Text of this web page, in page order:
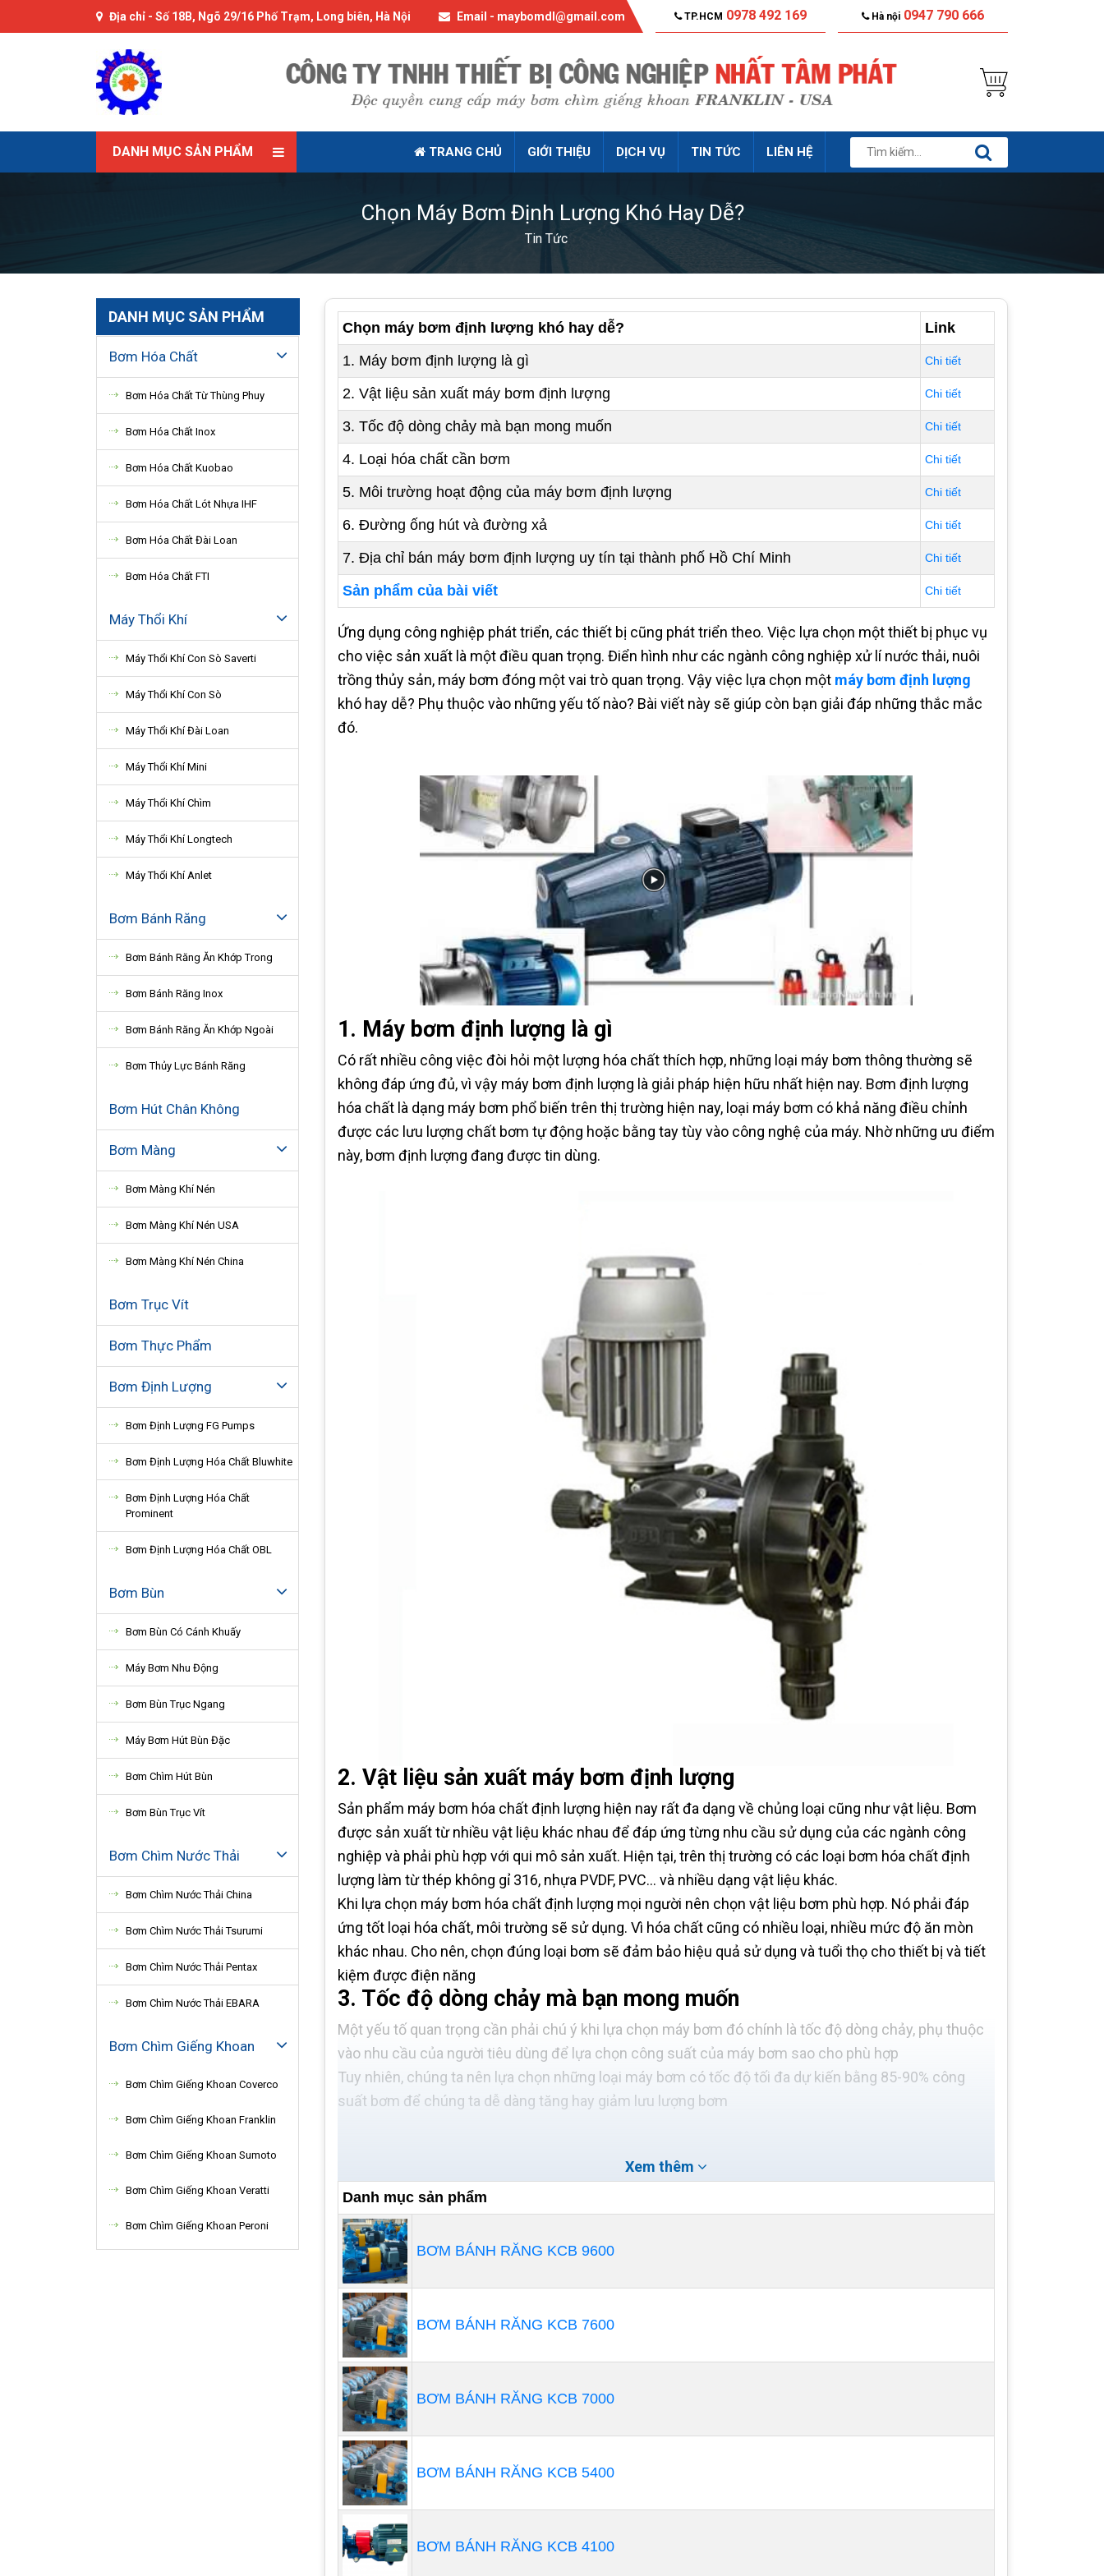
Địa chỉ - Số 18B, Ngõ 29/16 Phố Trạm, Long biên, Hà Nội Email - maybomdl@gmail.com TP.HCM 0978 492 169 Hà nội 0947 790 666
DANH MỤC SẢN PHẨM TRANG CHỦ GIỚI THIỆU DỊCH VỤ TIN TỨC LIÊN HỆ
Chọn Máy Bơm Định Lượng Khó Hay Dễ?
Tin Tức
DANH MỤC SẢN PHẨM
Bơm Hóa Chất
Bơm Hóa Chất Từ Thùng Phuy
Bơm Hóa Chất Inox
Bơm Hóa Chất Kuobao
Bơm Hóa Chất Lót Nhựa IHF
Bơm Hóa Chất Đài Loan
Bơm Hóa Chất FTI
Máy Thổi Khí
Máy Thổi Khí Con Sò Saverti
Máy Thổi Khí Con Sò
Máy Thổi Khí Đài Loan
Máy Thổi Khí Mini
Máy Thổi Khí Chìm
Máy Thổi Khí Longtech
Máy Thổi Khí Anlet
Bơm Bánh Răng
Bơm Bánh Răng Ăn Khớp Trong
Bơm Bánh Răng Inox
Bơm Bánh Răng Ăn Khớp Ngoài
Bơm Thủy Lực Bánh Răng
Bơm Hút Chân Không
Bơm Màng
Bơm Màng Khí Nén
Bơm Màng Khí Nén USA
Bơm Màng Khí Nén China
Bơm Trục Vít
Bơm Thực Phẩm
Bơm Định Lượng
Bơm Định Lượng FG Pumps
Bơm Định Lượng Hóa Chất Bluwhite
Bơm Định Lượng Hóa Chất
Prominent
Bơm Định Lượng Hóa Chất OBL
Bơm Bùn
Bơm Bùn Có Cánh Khuấy
Máy Bơm Nhu Động
Bơm Bùn Trục Ngang
Máy Bơm Hút Bùn Đặc
Bơm Chìm Hút Bùn
Bơm Bùn Trục Vít
Bơm Chìm Nước Thải
Bơm Chìm Nước Thải China
Bơm Chìm Nước Thải Tsurumi
Bơm Chìm Nước Thải Pentax
Bơm Chìm Nước Thải EBARA
Bơm Chìm Giếng Khoan
Bơm Chìm Giếng Khoan Coverco
Bơm Chìm Giếng Khoan Franklin
Bơm Chìm Giếng Khoan Sumoto
Bơm Chìm Giếng Khoan Veratti
Bơm Chìm Giếng Khoan Peroni
Chọn máy bơm định lượng khó hay dễ?
Link
1. Máy bơm định lượng là gì
Chi tiết
2. Vật liệu sản xuất máy bơm định lượng Chi tiết
3. Tốc độ dòng chảy mà bạn mong muốn Chi tiết
4. Loại hóa chất cần bơm Chi tiết
5. Môi trường hoạt động của máy bơm định lượng Chi tiết
6. Đường ống hút và đường xả Chi tiết
7. Địa chỉ bán máy bơm định lượng uy tín tại thành phố Hồ Chí Minh Chi tiết
Sản phẩm của bài viết Chi tiết
Ứng dụng công nghiệp phát triển, các thiết bị cũng phát triển theo. Việc lựa chọn một thiết bị phục vụ
cho việc sản xuất là một điều quan trọng. Điển hình như các ngành công nghiệp xử lí nước thải, nuôi
trồng thủy sản, máy bơm đóng một vai trò quan trọng. Vậy việc lựa chọn một máy bơm định lượng
khó hay dễ? Phụ thuộc vào những yếu tố nào? Bài viết này sẽ giúp còn bạn giải đáp những thắc mắc
đó.
1. Máy bơm định lượng là gì
Có rất nhiều công việc đòi hỏi một lượng hóa chất thích hợp, những loại máy bơm thông thường sẽ
không đáp ứng đủ, vì vậy máy bơm định lượng là giải pháp hiện hữu nhất hiện nay. Bơm định lượng
hóa chất là dạng máy bơm phổ biến trên thị trường hiện nay, loại máy bơm có khả năng điều chỉnh
được các lưu lượng chất bơm tự động hoặc bằng tay tùy vào công nghệ của máy. Nhờ những ưu điểm
này, bơm định lượng đang được tin dùng.
2. Vật liệu sản xuất máy bơm định lượng
Sản phẩm máy bơm hóa chất định lượng hiện nay rất đa dạng về chủng loại cũng như vật liệu. Bơm
được sản xuất từ nhiều vật liệu khác nhau để đáp ứng từng nhu cầu sử dụng của các ngành công
nghiệp và phải phù hợp với qui mô sản xuất. Hiện tại, trên thị trường có các loại bơm hóa chất định
lượng làm từ thép không gỉ 316, nhựa PVDF, PVC… và nhiều dạng vật liệu khác.
Khi lựa chọn máy bơm hóa chất định lượng mọi người nên chọn vật liệu bơm phù hợp. Nó phải đáp
ứng tốt loại hóa chất, môi trường sẽ sử dụng. Vì hóa chất cũng có nhiều loại, nhiều mức độ ăn mòn
khác nhau. Cho nên, chọn đúng loại bơm sẽ đảm bảo hiệu quả sử dụng và tuổi thọ cho thiết bị và tiết
kiệm được điện năng
3. Tốc độ dòng chảy mà bạn mong muốn
Một yếu tố quan trọng cần phải chú ý khi lựa chọn máy bơm đó chính là tốc độ dòng chảy, phụ thuộc
vào nhu cầu của người tiêu dùng để lựa chọn công suất của máy bơm sao cho phù hợp
Tuy nhiên, chúng ta nên lựa chọn những loại máy bơm có tốc độ tối đa dự kiến bằng 85-90% công
suất bơm để chúng ta dễ dàng tăng hay giảm lưu lượng bơm
Xem thêm
Danh mục sản phẩm
BƠM BÁNH RĂNG KCB 9600
BƠM BÁNH RĂNG KCB 7600
BƠM BÁNH RĂNG KCB 7000
BƠM BÁNH RĂNG KCB 5400
BƠM BÁNH RĂNG KCB 4100